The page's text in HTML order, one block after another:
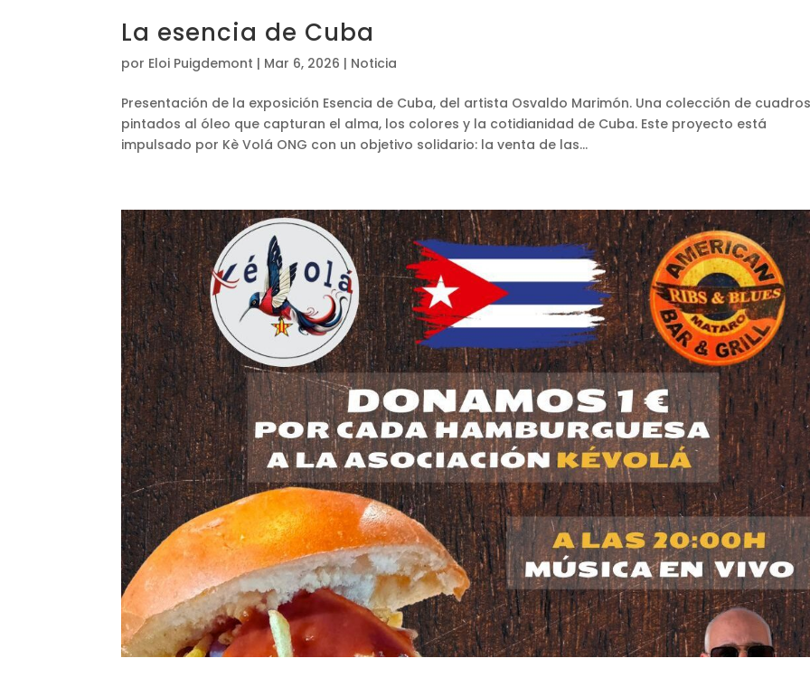
La esencia de Cuba
por Eloi Puigdemont | Mar 6, 2026 | Noticia
Presentación de la exposición Esencia de Cuba, del artista Osvaldo Marimón. Una colección de
pintados al óleo que capturan el alma, los colores y la cotidianidad de Cuba. Este proyecto está
impulsado por Kè Volá ONG con un objetivo solidario: la venta de las...